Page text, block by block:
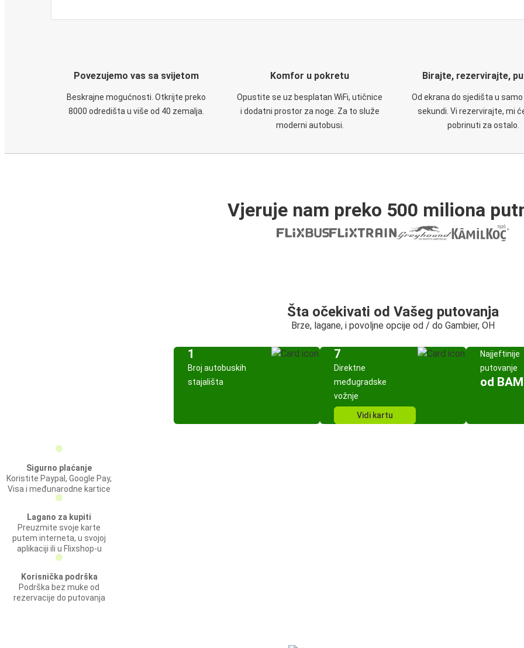
Povezujemo vas sa svijetom
Beskrajne mogućnosti. Otkrijte preko
8000 odredišta u više od 40 zemalja.
Komfor u pokretu
Opustite se uz besplatan WiFi, utičnice
i dodatni prostor za noge. Za to služe
moderni autobusi.
Birajte, rezervirajte,
Od ekrana do sjedišta u samo
sekundi. Vi rezervirajte, mi
pobrinuti za ostalo.
Vjeruje nam preko 500 miliona
Šta očekivati od Vašeg putovanja
Brze, lagane, i povoljne opcije od / do Gambier, OH
1
Broj autobuskih
stajališta
7
Direktne
međugradske
vožnje
Vidi kartu
Najjeftinije
putovanje
od
Sigurno plaćanje
Koristite Paypal, Google Pay,
Visa i međunarodne kartice
Lagano za kupiti
Preuzmite svoje karte
putem interneta, u svojoj
aplikaciji ili u Flixshop-u
Korisnička podrška
Podrška bez muke od
rezervacije do putovanja